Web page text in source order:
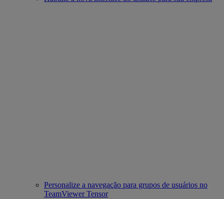
Personalize a navegação para grupos de usuários no
TeamViewer Tensor